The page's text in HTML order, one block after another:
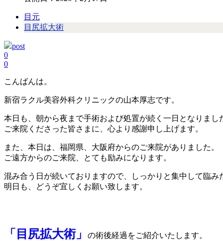
目元
目尻拡大術
post
0
0
こんばんは。
新宿ラクル美容外科クリニックの山本厚志です。
本日も、朝から夜まで手術および処置が続く一日となりまし
ご来院くださった皆さまに、心より感謝申し上げます。
また、本日は、福岡県、大阪府からのご来院がありました。
ご遠方からのご来院、とても励みになります。
混み合う日が続いておりますので、しっかりと集中して臨み
明日も、どうぞ宜しくお願い致します。
「目尻拡大術」 の術後経過をご紹介いたします。